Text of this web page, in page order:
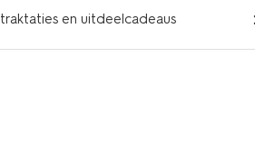
traktaties en uitdeelcadeaus